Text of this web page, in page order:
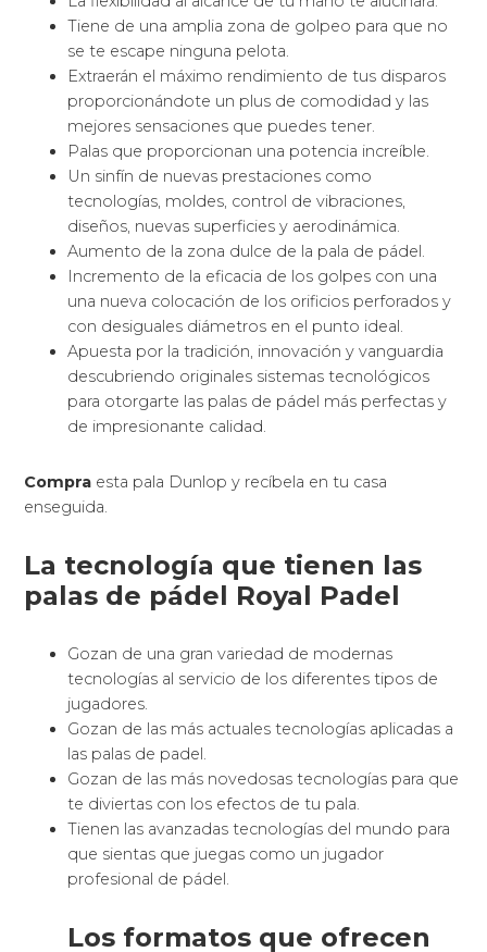
Tiene de una amplia zona de golpeo para que no
se te escape ninguna pelota.
Extraerán el máximo rendimiento de tus disparos
proporcionándote un plus de comodidad y las
mejores sensaciones que puedes tener.
Palas que proporcionan una potencia increíble.
Un sinfín de nuevas prestaciones como
tecnologías, moldes, control de vibraciones,
diseños, nuevas superficies y aerodinámica.
Aumento de la zona dulce de la pala de pádel.
Incremento de la eficacia de los golpes con una
una nueva colocación de los orificios perforados y
con desiguales diámetros en el punto ideal.
Apuesta por la tradición, innovación y vanguardia
descubriendo originales sistemas tecnológicos
para otorgarte las palas de pádel más perfectas y
de impresionante calidad.
Compra esta pala Dunlop y recíbela en tu casa
enseguida.
La tecnología que tienen las
palas de pádel Royal Padel
Gozan de una gran variedad de modernas
tecnologías al servicio de los diferentes tipos de
jugadores.
Gozan de las más actuales tecnologías aplicadas a
las palas de padel.
Gozan de las más novedosas tecnologías para que
te diviertas con los efectos de tu pala.
Tienen las avanzadas tecnologías del mundo para
que sientas que juegas como un jugador
profesional de pádel.
Los formatos que ofrecen